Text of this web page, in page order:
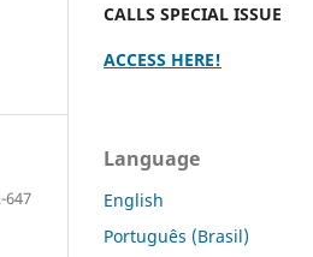
647
CALLS SPECIAL ISSUE
ACCESS HERE!
Language
English
Português (Brasil)